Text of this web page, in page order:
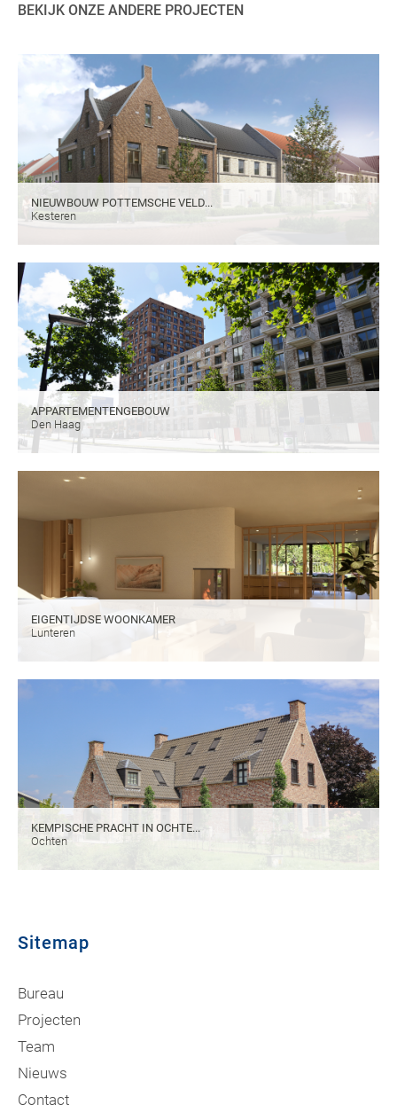
BEKIJK ONZE ANDERE PROJECTEN
NIEUWBOUW POTTEMSCHE VELD...
Kesteren
APPARTEMENTENGEBOUW
Den Haag
EIGENTIJDSE WOONKAMER
Lunteren
KEMPISCHE PRACHT IN OCHTE...
Ochten
Sitemap
Bureau
Projecten
Team
Nieuws
Contact